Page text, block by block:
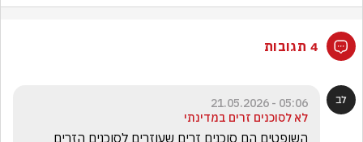
4 תגובות
05:06 - 21.05.2026
לא לסוכנים זרים במדינתי